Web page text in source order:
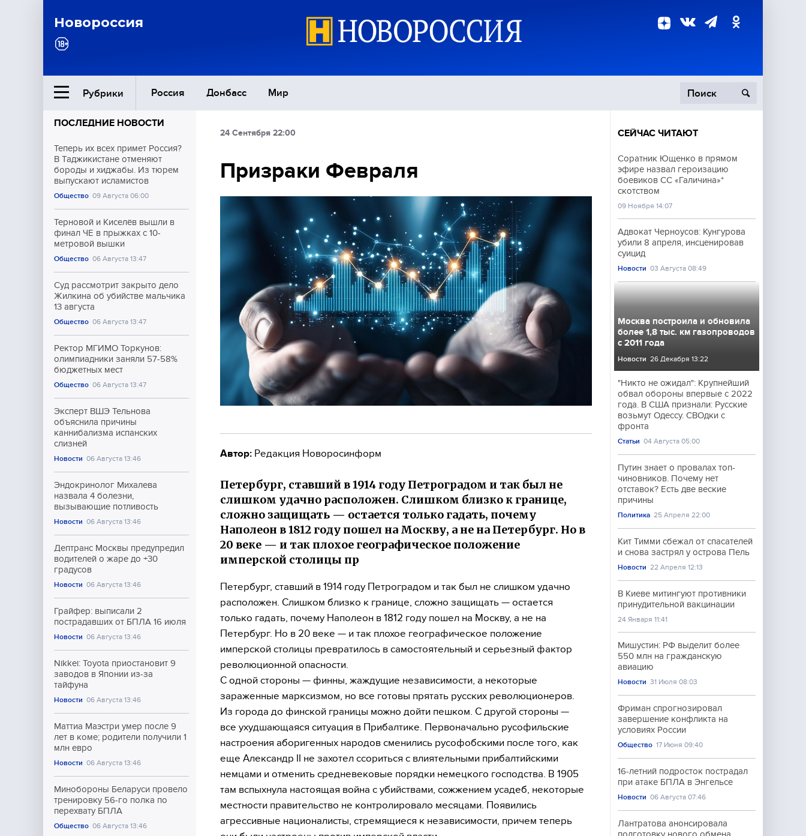
Новороссия
Рубрики Россия Донбасс Мир
Ближний Восток
Общество
Экономика
Происшествия
Культура
Спорт
ПОСЛЕДНИЕ НОВОСТИ
Теперь их всех примет Россия?
В Таджикистане отменяют
бороды и хиджабы. Из тюрем
выпускают исламистов
Общество 09 Августа 06:00
Терновой и Киселёв вышли в
финал ЧЕ в прыжках с 10-
метровой вышки
Общество 06 Августа 13:47
Суд рассмотрит закрыто дело
Жилкина об убийстве мальчика
13 августа
Общество 06 Августа 13:47
Ректор МГИМО Торкунов:
олимпиадники заняли 57-58%
бюджетных мест
Общество 06 Августа 13:47
Эксперт ВШЭ Тельнова
объяснила причины
каннибализма испанских
слизней
Новости 06 Августа 13:46
Эндокринолог Михалева
назвала 4 болезни,
вызывающие потливость
Новости 06 Августа 13:46
Дептранс Москвы предупредил
водителей о жаре до +30
градусов
Новости 06 Августа 13:46
Грайфер: выписали 2
пострадавших от БПЛА 16 июля
Новости 06 Августа 13:46
Nikkei: Toyota приостановит 9
заводов в Японии из-за
тайфуна
Новости 06 Августа 13:46
Маттиа Маэстри умер после 9
лет в коме; родители получили 1
млн евро
Новости 06 Августа 13:46
Минобороны Беларуси провело
тренировку 56-го полка по
перехвату БПЛА
Общество 06 Августа 13:46
24 Сентября 22:00
Призраки Февраля
Автор: Редакция Новоросинформ
Петербург, ставший в 1914 году Петроградом и так был не
слишком удачно расположен. Слишком близко к границе,
сложно защищать — остается только гадать, почему
Наполеон в 1812 году пошел на Москву, а не на Петербург. Но в
20 веке — и так плохое географическое положение
имперской столицы пр
Петербург, ставший в 1914 году Петроградом и так был не слишком удачно
расположен. Слишком близко к границе, сложно защищать — остается
только гадать, почему Наполеон в 1812 году пошел на Москву, а не на
Петербург. Но в 20 веке — и так плохое географическое положение
имперской столицы превратилось в самостоятельный и серьезный фактор
революционной опасности.
С одной стороны — финны, жаждущие независимости, а некоторые
зараженные марксизмом, но все готовы прятать русских революционеров.
Из города до финской границы можно дойти пешком. С другой стороны —
все ухудшающаяся ситуация в Прибалтике. Первоначально русофильские
настроения аборигенных народов сменились русофобскими после того, как
еще Александр II не захотел ссориться с влиятельными прибалтийскими
немцами и отменить средневековые порядки немецкого господства. В 1905
там вспыхнула настоящая война с убийствами, сожжением усадеб, некоторые
местности правительство не контролировало месяцами. Появились
агрессивные националисты, стремящиеся к независимости, причем теперь
СЕЙЧАС ЧИТАЮТ
Соратник Ющенко в прямом
эфире назвал героизацию
боевиков СС «Галичина»*
скотством
09 Ноября 14:07
Адвокат Черноусов: Кунгурова
убили 8 апреля, инсценировав
суицид
Новости 03 Августа 08:49
Москва построила и обновила
более 1,8 тыс. км газопроводов
с 2011 года
Новости 26 Декабря 13:22
"Никто не ожидал": Крупнейший
обвал обороны впервые с 2022
года. В США признали: Русские
возьмут Одессу. СВОдки с
фронта
Статьи 04 Августа 05:00
Путин знает о провалах топ-
чиновников. Почему нет
отставок? Есть две веские
причины
Политика 25 Апреля 22:00
Кит Тимми сбежал от спасателей
и снова застрял у острова Пель
Новости 22 Апреля 12:13
В Киеве митингуют противники
принудительной вакцинации
24 Января 11:41
Мишустин: РФ выделит более
550 млн на гражданскую
авиацию
Новости 31 Июля 08:03
Фриман спрогнозировал
завершение конфликта на
условиях России
Общество 17 Июня 09:40
16-летний подросток пострадал
при атаке БПЛА в Энгельсе
Новости 06 Августа 07:46
Лантратова анонсировала